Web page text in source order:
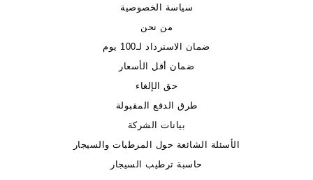
سياسة الخصوصية
من نحن
ضمان الاسترداد لـ100 يوم
ضمان أقل الأسعار
حق الإلغاء
طرق الدفع المقبولة
بيانات الشركة
الأسئلة الشائعة حول المرطبات والسيجار
حاسبة ترطيب السيجار